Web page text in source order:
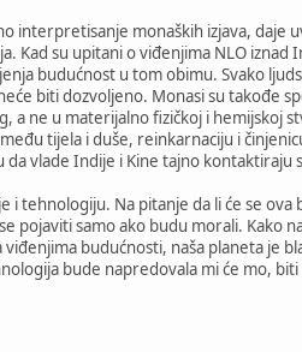
interpretisanje monaških izjava, daje
Kad su upitani o viđenjima NLO iznad
budućnost u tom obimu. Svako
biti dozvoljeno. Monasi su takođe
a ne u materijalno fizičkoj i hemijskoj
tijela i duše, reinkarnaciju i
da vlade Indije i Kine tajno kontaktiraju
tehnologiju. Na pitanje da li će se ova
pojaviti samo ako budu morali. Kako
budućnosti, naša planeta je
bude napredovala mi će mo,